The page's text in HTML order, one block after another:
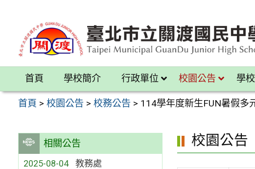
內
區
首頁 學校簡介 行政單位 校園公告 學
首頁 >校園公告 >校務公告 > 114學年度新生FUN暑假多
相關公告
2025-08-04 教務處
校園公告